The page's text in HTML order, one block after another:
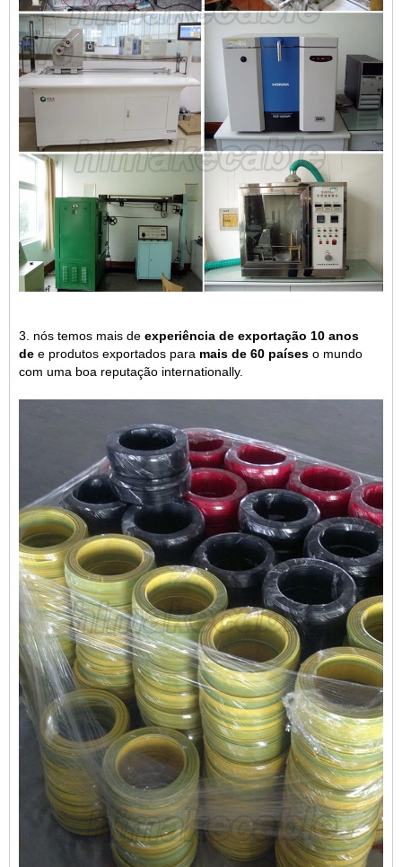
3. nós temos mais de experiência de exportação 10 anos
de e produtos exportados para mais de 60 países o mundo
com uma boa reputação internationally.